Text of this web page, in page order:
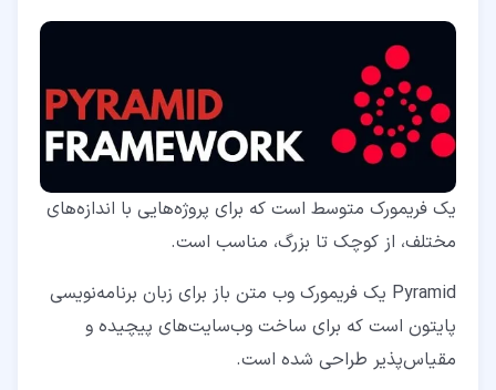
یک فریمورک متوسط است که برای پروژه‌هایی با اندازه‌های
مختلف، از کوچک تا بزرگ، مناسب است.
Pyramid یک فریمورک وب متن باز برای زبان برنامه‌نویسی
پایتون است که برای ساخت وب‌سایت‌های پیچیده و
مقیاس‌پذیر طراحی شده است.